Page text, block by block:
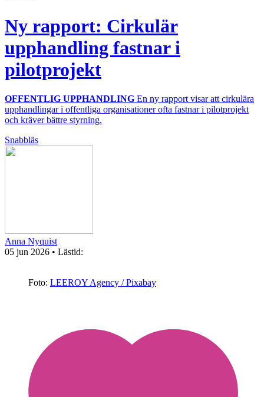
Ny rapport: Cirkulär
upphandling fastnar i
pilotprojekt
OFFENTLIG UPPHANDLING En ny rapport visar att cirkulära
upphandlingar i offentliga organisationer ofta fastnar i pilotprojekt
och kräver bättre styrning.
Snabbläs
Anna Nyquist
05 jun 2026 • Lästid:
Foto: LEEROY Agency / Pixabay